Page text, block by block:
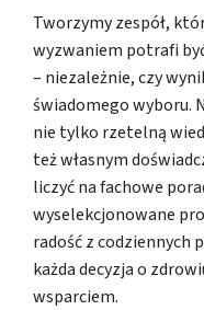
Tworzymy zespół,
wyzwaniem potrafi
– niezależnie, czy
świadomego wyboru.
nie tylko rzetelną
też własnym
liczyć na fachowe
wyselekcjonowane
radość z codziennych
każda decyzja o
wsparciem.